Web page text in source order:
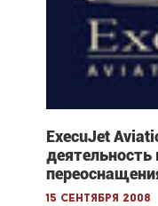
ExecuJet
деятельность
15 сентября 2008